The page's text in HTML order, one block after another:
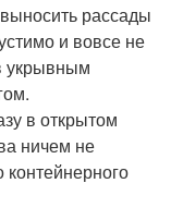
рассады
и вовсе не
укрывным
в открытом
ничем не
контейнерного